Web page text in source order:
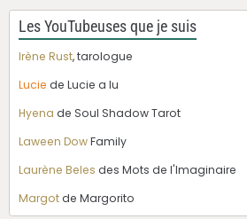
Les YouTubeuses que je suis
Irène Rust, tarologue
Lucie de Lucie a lu
Hyena de Soul Shadow Tarot
Laween DowFamily
Laurène Beles des Mots de l'Imaginaire
Margotde Margorito